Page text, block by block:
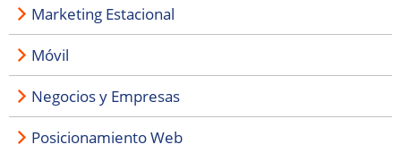
Marketing Estacional
Móvil
Negocios y Empresas
Posicionamiento Web